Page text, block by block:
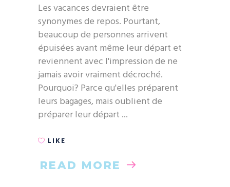
Les vacances devraient être
synonymes de repos. Pourtant,
beaucoup de personnes arrivent
épuisées avant même leur départ et
reviennent avec l'impression de ne
jamais avoir vraiment décroché.
Pourquoi? Parce qu'elles préparent
leurs bagages, mais oublient de
préparer leur départ
LIKE
READ MORE